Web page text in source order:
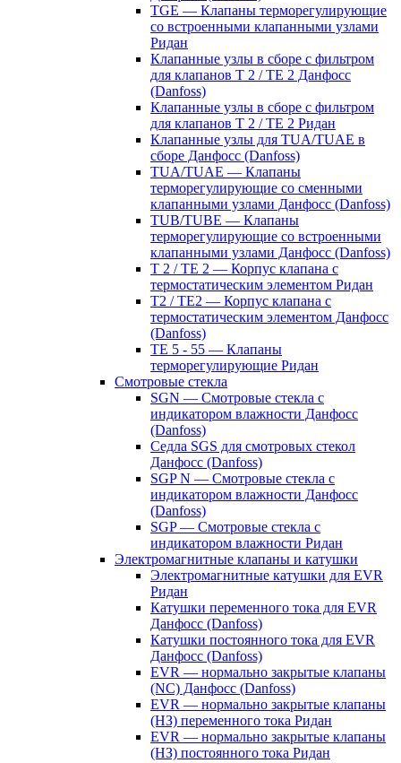
TGE — Клапаны терморегулирующие
со встроенными клапанными узлами
Ридан
Клапанные узлы в сборе с фильтром
для клапанов T 2 / TE 2 Данфосс
(Danfoss)
Клапанные узлы в сборе с фильтром
для клапанов T 2 / TE 2 Ридан
Клапанные узлы для TUA/TUAE в
сборе Данфосс (Danfoss)
TUA/TUAE — Клапаны
терморегулирующие со сменными
клапанными узлами Данфосс (Danfoss)
TUB/TUBE — Клапаны
терморегулирующие со встроенными
клапанными узлами Данфосс (Danfoss)
T 2 / TE 2 — Корпус клапана с
термостатическим элементом Ридан
T2 / TE2 — Корпус клапана с
термостатическим элементом Данфосс
(Danfoss)
TE 5 - 55 — Клапаны
терморегулирующие Ридан
Смотровые стекла
SGN — Смотровые стекла с
индикатором влажности Данфосс
(Danfoss)
Седла SGS для смотровых стекол
Данфосс (Danfoss)
SGP N — Смотровые стекла с
индикатором влажности Данфосс
(Danfoss)
SGP — Смотровые стекла с
индикатором влажности Ридан
Электромагнитные клапаны и катушки
Электромагнитные катушки для EVR
Ридан
Катушки переменного тока для EVR
Данфосс (Danfoss)
Катушки постоянного тока для EVR
Данфосс (Danfoss)
EVR — нормально закрытые клапаны
(NC) Данфосс (Danfoss)
EVR — нормально закрытые клапаны
(НЗ) переменного тока Ридан
EVR — нормально закрытые клапаны
(НЗ) постоянного тока Ридан